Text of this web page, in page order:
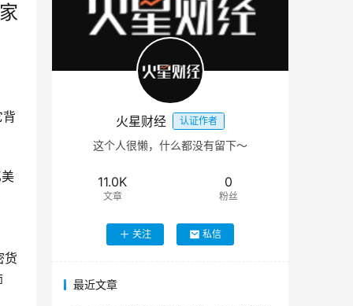
货
火星财经 认证作者
这个人很懒，什么都没有留下～
11.0K
文章
0
粉丝
关注 私信
最近文章